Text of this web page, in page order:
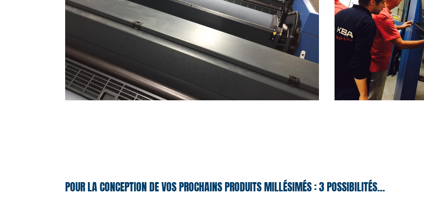
POUR LA CONCEPTION DE VOS PROCHAINS PRODUITS MILLÉSIMÉS : 3 POSSIBILITÉS…